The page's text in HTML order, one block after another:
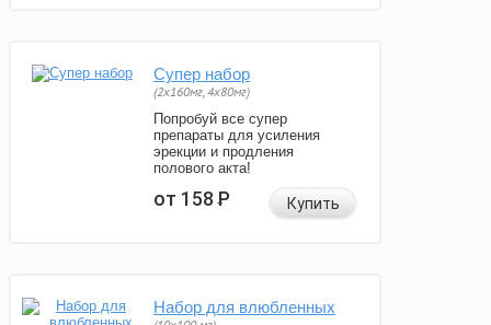
Супер набор
(2х160мг, 4х80мг)
Попробуй все супер
препараты для усиления
эрекции и продления
полового акта!
от 158Р Купить
Набор для влюбленных